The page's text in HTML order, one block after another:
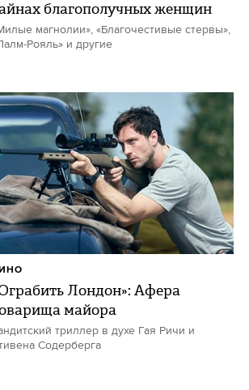
благополучных женщин
магнолии», «Благочестивые стервы»,
Рояль» и другие
Лондон»: Афера
майора
триллер в духе Гая Ричи и
Содерберга